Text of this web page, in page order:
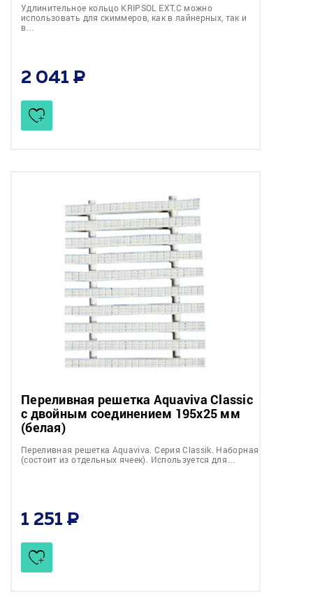
Удлинительное кольцо KRIPSOL EXT.C можно
использовать для скиммеров, как в лайнерных, так и
в…
2 041
Переливная решетка Aquaviva Classic
с двойным соединением 195x25 мм
(белая)
Переливная решетка Aquaviva. Серия Classik. Наборная
(состоит из отдельных ячеек). Используется для…
1 251